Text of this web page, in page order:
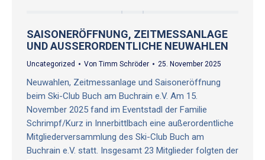
SAISONERÖFFNUNG, ZEITMESSANLAGE
UND AUSSERORDENTLICHE NEUWAHLEN
Uncategorized Von Timm Schröder 25. November 2025
Neuwahlen, Zeitmessanlage und Saisoneröffnung
beim Ski-Club Buch am Buchrain e.V. Am 15.
November 2025 fand im Eventstadl der Familie
Schrimpf/Kurz in Innerbittlbach eine außerordentliche
Mitgliederversammlung des Ski-Club Buch am
Buchrain e.V. statt. Insgesamt 23 Mitglieder folgten der